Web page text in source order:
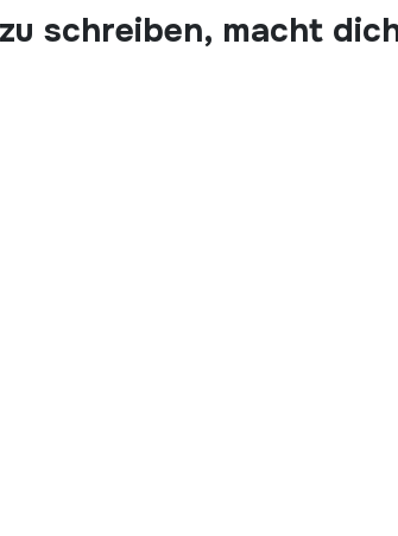
schreiben, macht